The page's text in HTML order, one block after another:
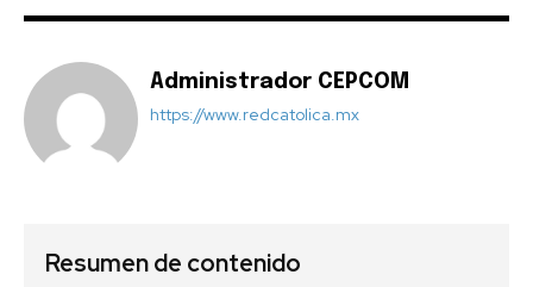
Administrador CEPCOM
https://www.redcatolica.mx
Resumen de contenido